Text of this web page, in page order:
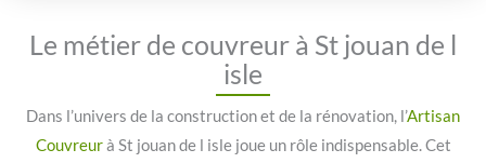
Le métier de couvreur à St jouan de l
isle
Dans l’univers de la construction et de la rénovation, l’Artisan
Couvreurà St jouan de l isle joue un rôle indispensable. Cet